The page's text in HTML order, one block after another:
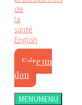
de
la
santé
English
Faire un
don
MENUMENU